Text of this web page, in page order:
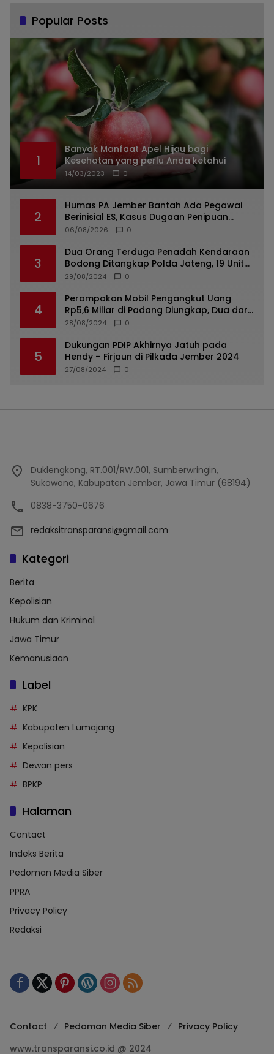
Popular Posts
1
Banyak Manfaat Apel Hijau bagi
Kesehatan yang perlu Anda ketahui
14/03/2023 0
2
Humas PA Jember Bantah Ada Pegawai
Berinisial ES, Kasus Dugaan Penipuan
Mencuat
06/08/2026 0
3
Dua Orang Terduga Penadah Kendaraan
Bodong Ditangkap Polda Jateng, 19 Unit
Roda Empat Diamankan
29/08/2024 0
4
Perampokan Mobil Pengangkut Uang
Rp5,6 Miliar di Padang Diungkap, Dua dari
Tiga Tersangka Merupakan Oknum Polisi
28/08/2024 0
5
Dukungan PDIP Akhirnya Jatuh pada
Hendy – Firjaun di Pilkada Jember 2024
27/08/2024 0
Duklengkong, RT.001/RW.001, Sumberwringin,
Sukowono, Kabupaten Jember, Jawa Timur (68194)
0838-3750-0676
redaksitransparansi@gmail.com
Kategori
Berita
Kepolisian
Hukum dan Kriminal
Jawa Timur
Kemanusiaan
Label
KPK
Kabupaten Lumajang
Kepolisian
Dewan pers
BPKP
Halaman
Contact
Indeks Berita
Pedoman Media Siber
PPRA
Privacy Policy
Redaksi
Contact Pedoman Media Siber
Privacy Policy
www.transparansi.co.id @ 2024